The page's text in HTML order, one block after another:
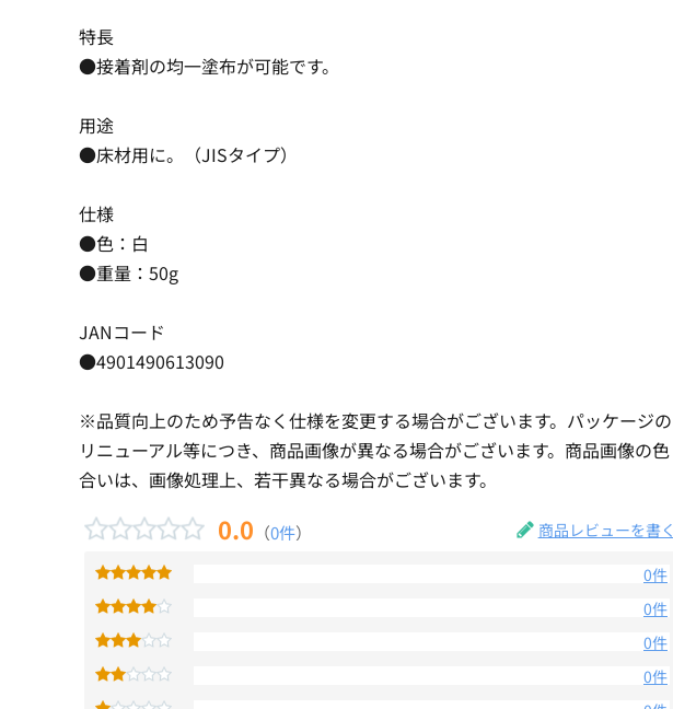
特長
●接着剤の均一塗布が可能です。
用途
●床材用に。（JISタイプ）
仕様
●色：白
●重量：50g
JANコード
●4901490613090
※品質向上のため予告なく仕様を変更する場合がございます。パッケージの
リニューアル等につき、商品画像が異なる場合がございます。商品画像の色
合いは、画像処理上、若干異なる場合がございます。
0.0 （0件） 商品レビューを書く
0件
0件
0件
0件